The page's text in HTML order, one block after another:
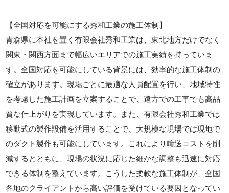
【全国対応を可能にする秀和工業の施工体制】
青森県に本社を置く有限会社秀和工業は、東北地方だけでなく
関東・関西方面まで幅広いエリアでの施工実績を持っていま
す。全国対応を可能にしている背景には、効率的な施工体制の
確立があります。現場ごとに最適な人員配置を行い、地域特性
を考慮した施工計画を立案することで、遠方での工事でも高品
質な仕上がりを実現しています。また、有限会社秀和工業では
移動式の製作設備を活用することで、大規模な現場では現地で
のダクト製作も可能にしています。これにより輸送コストを削
減するとともに、現場の状況に応じた細かな調整も迅速に対応
できる体制を整えています。こうした柔軟な施工体制が、全国
各地のクライアントから高い評価を受けている要因となってい